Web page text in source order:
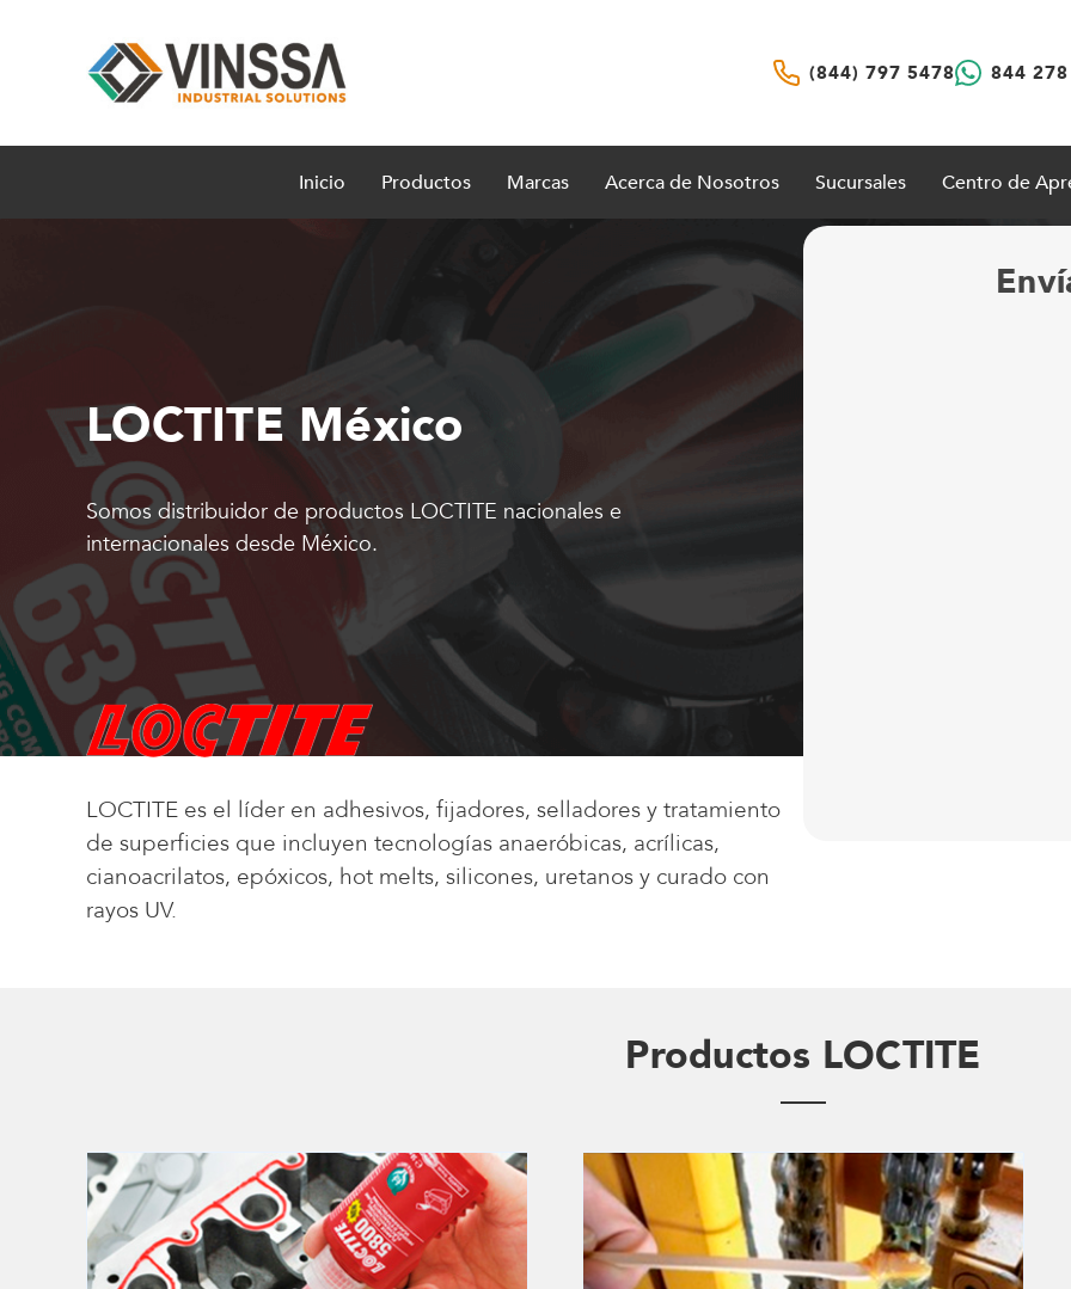
(844) 797 5478 844
Inicio Productos Marcas Acerca de Nosotros Sucursales Centro de
LOCTITE México
Somos distribuidor de productos LOCTITE nacionales e
internacionales desde México.
LOCTITE es el líder en adhesivos, fijadores, selladores y tratamiento
de superficies que incluyen tecnologías anaeróbicas, acrílicas,
cianoacrilatos, epóxicos, hot melts, silicones, uretanos y curado con
rayos UV.
Productos LOCTITE